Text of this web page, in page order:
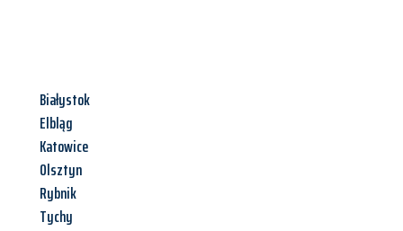
Białystok
Elbląg
Katowice
Olsztyn
Rybnik
Tychy